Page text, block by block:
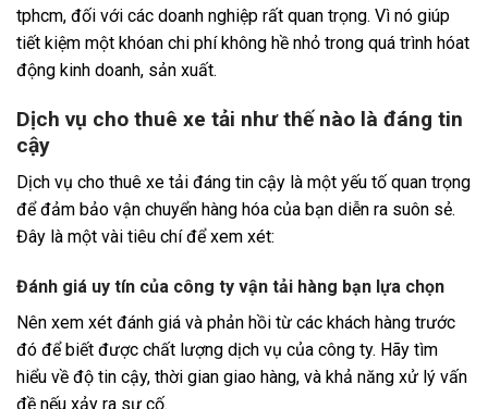
tphcm, đối với các doanh nghiệp rất quan trọng. Vì nó giúp
tiết kiệm một khóan chi phí không hề nhỏ trong quá trình hóat
động kinh doanh, sản xuất.
Dịch vụ cho thuê xe tải như thế nào là đáng tin
cậy
Dịch vụ cho thuê xe tải đáng tin cậy là một yếu tố quan trọng
để đảm bảo vận chuyển hàng hóa của bạn diễn ra suôn sẻ.
Đây là một vài tiêu chí để xem xét:
Đánh giá uy tín của công ty vận tải hàng bạn lựa chọn
Nên xem xét đánh giá và phản hồi từ các khách hàng trước
đó để biết được chất lượng dịch vụ của công ty. Hãy tìm
hiểu về độ tin cậy, thời gian giao hàng, và khả năng xử lý vấn
đề nếu xảy ra sự cố.